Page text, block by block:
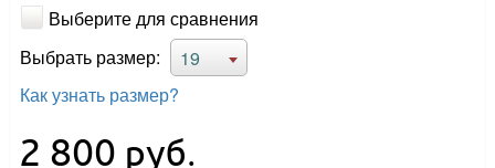
Выберите для сравнения
Выбрать размер:
19
Как узнать размер?
2 800 руб.